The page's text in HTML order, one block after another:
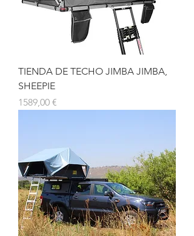
TIENDA DE TECHO JIMBA JIMBA,
SHEEPIE
Precio
1589,00 €